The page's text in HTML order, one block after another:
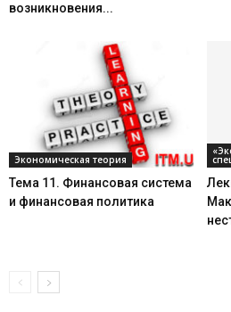
возникновения...
Экономическая теория
Тема 11. Финансовая система
и финансовая политика